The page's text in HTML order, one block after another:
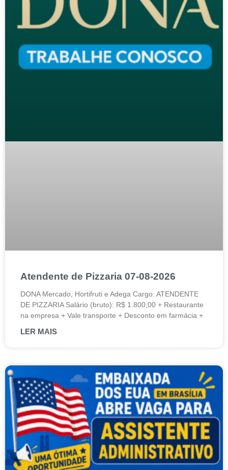
Atendente de Pizzaria 07-08-2026
DONA Mercado, Hortifruti e Adega Cargo: ATENDENTE
DE PIZZARIA Salário (bruto): R$ 1.800,00 + Restaurante
na empresa + Vale transporte + Desconto em farmácia +
LER MAIS